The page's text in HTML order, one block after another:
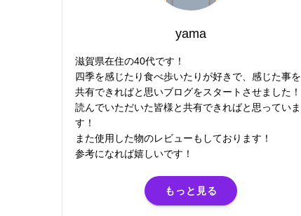
yama
滋賀県在住の40代です！
四季を感じたり食べ歩いたりが好きで、感じた事を
共有できればと思いブログをスタートさせました！
読んでいただいた皆様と共有できればと思っていま
す！
また使用した物のレビューもしております！
参考になれば嬉しいです！
もっと見る